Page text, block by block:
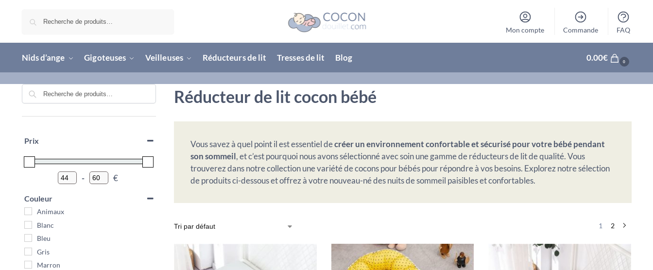
Mon compte Commande FAQ
Nids d’ange Gigoteuses Veilleuses Réducteurs de lit Tresses de lit Blog 0.00€ 0
Réducteur de lit cocon bébé
Vous savez à quel point il est essentiel decréer un environnement confortable et sécurisé pour votre bébé pendant
son sommeil, et c’est pourquoi nous avons sélectionné avec soin une gamme de réducteurs de lit de qualité. Vous
trouverez dans notre collection une variété de cocons pour bébés pour répondre à vos besoins. Explorez notre sélection
de produits ci-dessous et offrez à votre nouveau-né des nuits de sommeil paisibles et confortables.
1 2
Prix
Minimum Price
-
Maximum Price
€
Couleur
Animaux
Blanc
Bleu
Gris
Marron